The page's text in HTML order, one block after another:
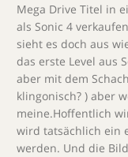
Mega Drive Titel in
als Sonic 4
sieht es doch aus
das erste Level aus
aber mit dem
klingonisch? ) aber
meine.Hoffentlich
wird tatsächlich ein
werden. Und die